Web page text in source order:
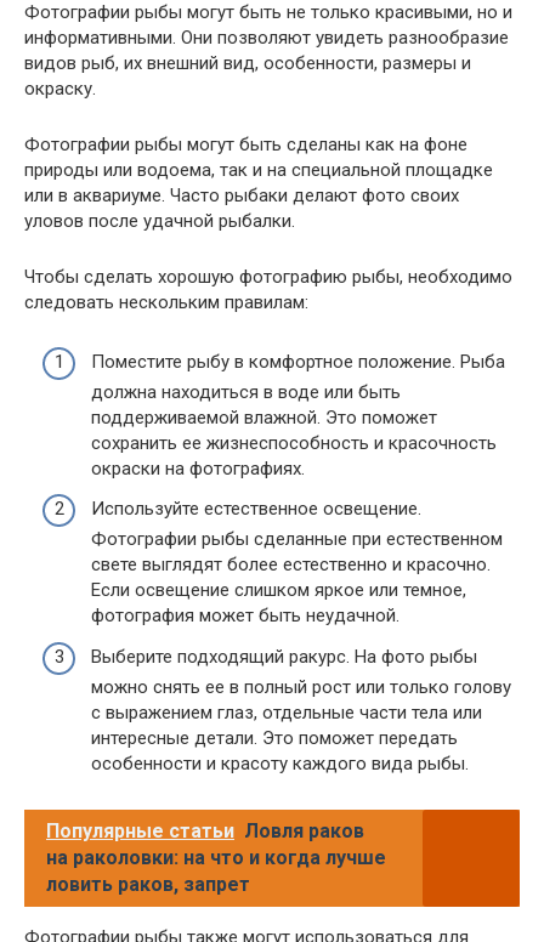
Фотографии рыбы могут быть не только красивыми, но и
информативными. Они позволяют увидеть разнообразие
видов рыб, их внешний вид, особенности, размеры и
окраску.
Фотографии рыбы могут быть сделаны как на фоне
природы или водоема, так и на специальной площадке
или в аквариуме. Часто рыбаки делают фото своих
уловов после удачной рыбалки.
Чтобы сделать хорошую фотографию рыбы, необходимо
следовать нескольким правилам:
Поместите рыбу в комфортное положение. Рыба
должна находиться в воде или быть
поддерживаемой влажной. Это поможет
сохранить ее жизнеспособность и красочность
окраски на фотографиях.
Используйте естественное освещение.
Фотографии рыбы сделанные при естественном
свете выглядят более естественно и красочно.
Если освещение слишком яркое или темное,
фотография может быть неудачной.
Выберите подходящий ракурс. На фото рыбы
можно снять ее в полный рост или только голову
с выражением глаз, отдельные части тела или
интересные детали. Это поможет передать
особенности и красоту каждого вида рыбы.
Популярные статьи Ловля раков
на раколовки: на что и когда лучше
ловить раков, запрет
Фотографии рыбы также могут использоваться для